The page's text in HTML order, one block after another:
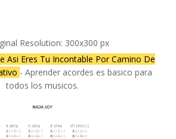
Resolution: 300x300 px
Asi Eres Tu Incontable Por Camino De
- Aprender acordes es basico para
todos los musicos.